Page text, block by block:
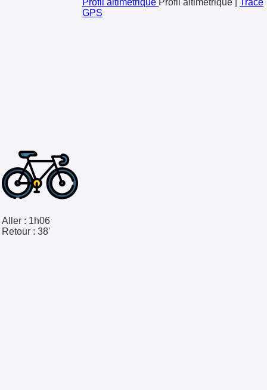
Aller : 1h06
Retour : 38'
GPS